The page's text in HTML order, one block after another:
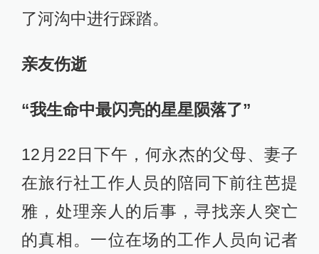
了河沟中进行踩踏。
亲友伤逝
“我生命中最闪亮的星星陨落了”
12月22日下午，何永杰的父母、妻子
在旅行社工作人员的陪同下前往芭提
雅，处理亲人的后事，寻找亲人突亡
的真相。一位在场的工作人员向记者